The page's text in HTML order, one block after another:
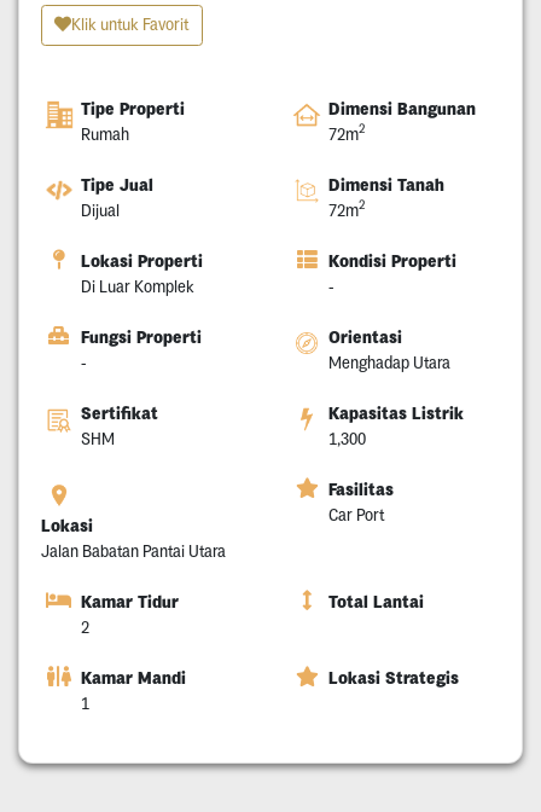
Klik untuk Favorit
Tipe Properti
Rumah
Dimensi Bangunan
72m2
Tipe Jual
Dijual
Dimensi Tanah
72m2
Lokasi Properti
Di Luar Komplek
Kondisi Properti
-
Fungsi Properti
-
Orientasi
Menghadap Utara
Sertifikat
SHM
Kapasitas Listrik
1,300
Lokasi
Jalan Babatan Pantai Utara
Fasilitas
Car Port
Kamar Tidur
2
Total Lantai
Kamar Mandi
1
Lokasi Strategis